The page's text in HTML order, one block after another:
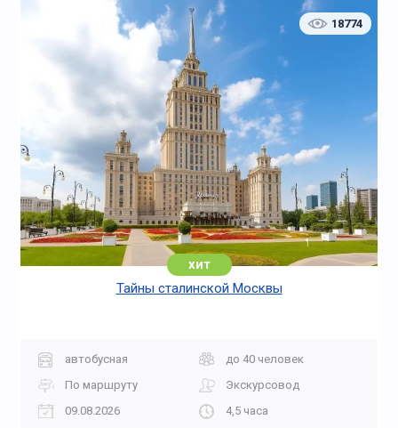
18774
хит
Тайны сталинской Москвы
автобусная
до 40 человек
По маршруту
Экскурсовод
09.08.2026
4,5 часа